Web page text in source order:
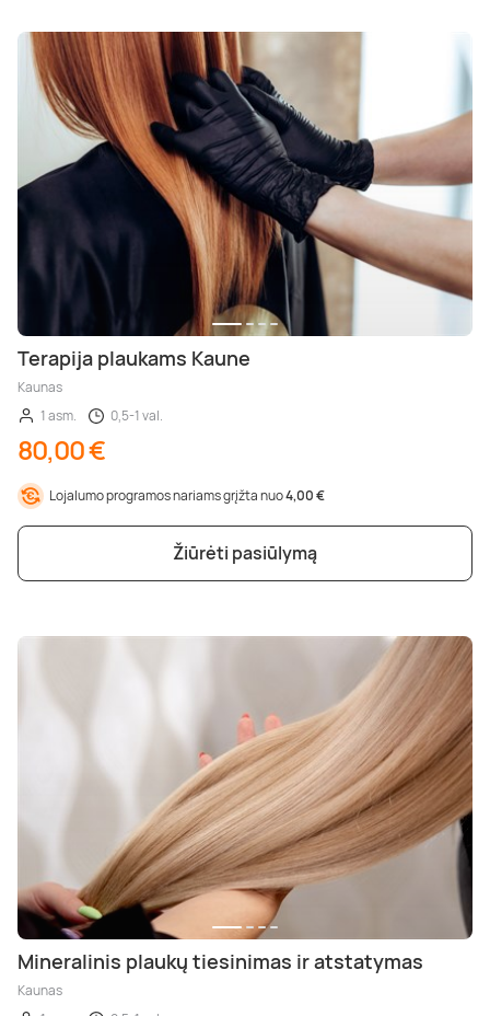
Terapija plaukams Kaune
Kaunas
1 asm.
0,5-1 val.
80,00 €
Lojalumo programos nariams grįžta nuo4,00 €
Žiūrėti pasiūlymą
Mineralinis plaukų tiesinimas ir atstatymas
Kaunas